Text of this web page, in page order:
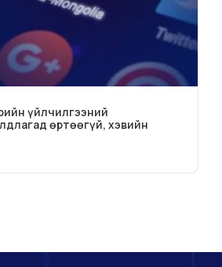
үйлчилгээний
өртөөгүй, хэвийн